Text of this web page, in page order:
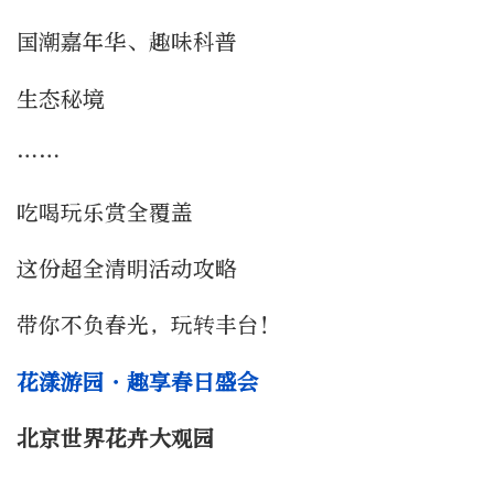
国潮嘉年华、趣味科普
生态秘境
……
吃喝玩乐赏全覆盖
这份超全清明活动攻略
带你不负春光，玩转丰台！
花漾游园・趣享春日盛会
北京世界花卉大观园